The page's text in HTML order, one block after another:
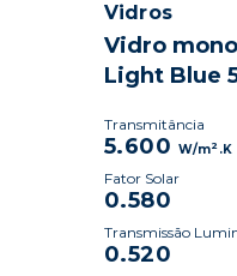
Vidros
Vidro
Light Blue
Transmitância
5.600 W/m2 .K
Fator Solar
0.580
Transmissão
0.520